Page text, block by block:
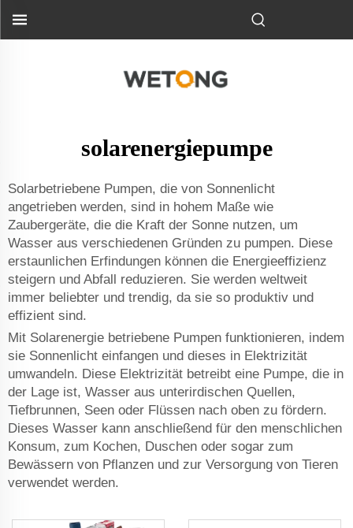
solarenergiepumpe
Solarbetriebene Pumpen, die von Sonnenlicht
angetrieben werden, sind in hohem Maße wie
Zaubergeräte, die die Kraft der Sonne nutzen, um
Wasser aus verschiedenen Gründen zu pumpen. Diese
erstaunlichen Erfindungen können die Energieeffizienz
steigern und Abfall reduzieren. Sie werden weltweit
immer beliebter und trendig, da sie so produktiv und
effizient sind.
Mit Solarenergie betriebene Pumpen funktionieren, indem
sie Sonnenlicht einfangen und dieses in Elektrizität
umwandeln. Diese Elektrizität betreibt eine Pumpe, die in
der Lage ist, Wasser aus unterirdischen Quellen,
Tiefbrunnen, Seen oder Flüssen nach oben zu fördern.
Dieses Wasser kann anschließend für den menschlichen
Konsum, zum Kochen, Duschen oder sogar zum
Bewässern von Pflanzen und zur Versorgung von Tieren
verwendet werden.